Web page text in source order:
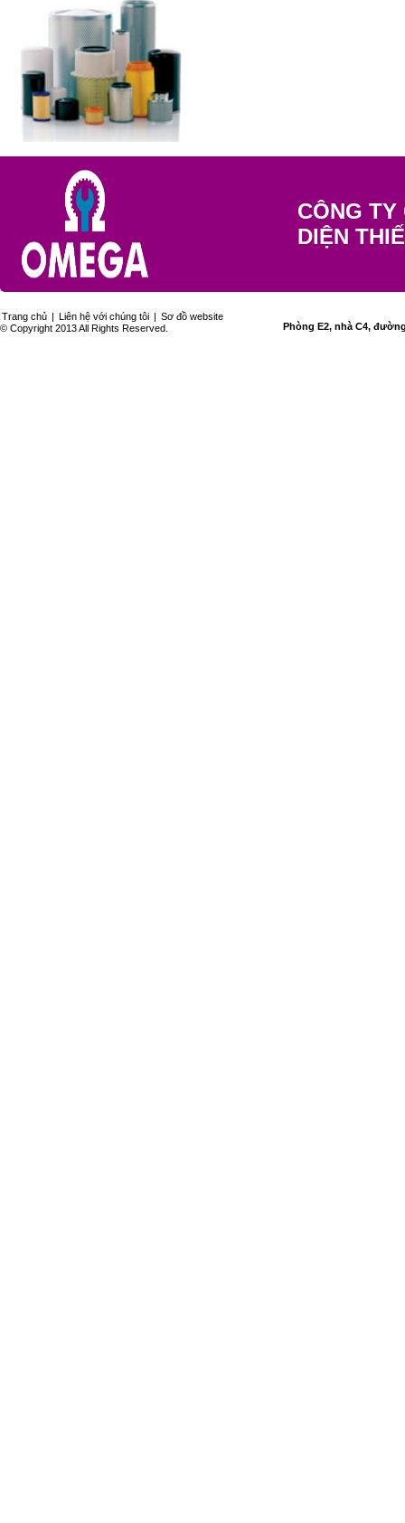
CÔNG
DIỆN
Trang chủ | Liên hệ với chúng tôi | Sơ đồ website
© Copyright 2013 All Rights Reserved.
Phòng E2, nhà C4,